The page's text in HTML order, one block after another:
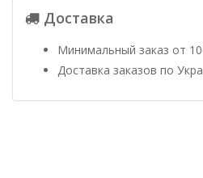
Доставка
Минимальный заказ от
Доставка заказов по